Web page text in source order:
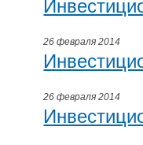
26 февраля 2014
26 февраля 2014